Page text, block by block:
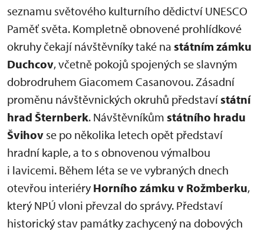
seznamu světového kulturního dědictví UNESCO
Paměť světa. Kompletně obnovené prohlídkové
okruhy čekají návštěvníky také na státním zámku
Duchcov, včetně pokojů spojených se slavným
dobrodruhem Giacomem Casanovou. Zásadní
proměnu návštěvnických okruhů představístátní
hrad Šternberk. Návštěvníkům státního hradu
Švihov se po několika letech opět představí
hradní kaple, a to s obnovenou výmalbou
i lavicemi. Během léta se ve vybraných dnech
otevřou interiéry Horního zámku v Rožmberku,
který NPÚ vloni převzal do správy. Představí
historický stav památky zachycený na dobových